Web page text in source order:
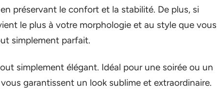
préservant le confort et la stabilité. De plus, si
le plus à votre morphologie et au style que vous
simplement parfait.
simplement élégant. Idéal pour une soirée ou un
garantissent un look sublime et extraordinaire.